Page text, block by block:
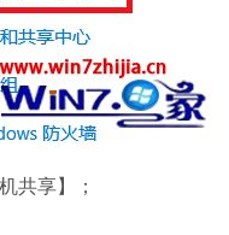
共享】；